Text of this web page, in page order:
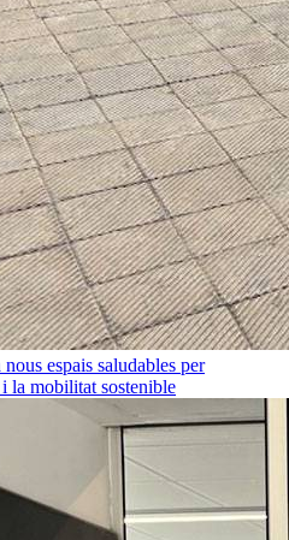
espais saludables per
la mobilitat sostenible